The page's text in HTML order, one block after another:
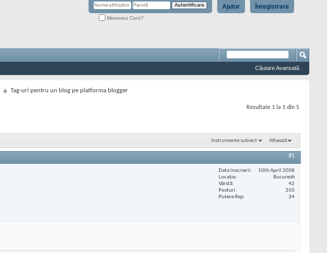
Înregistrare
Ajutor
Memorez Cont?
Căutare Avansată
Tag-uri pentru un blog pe platforma blogger
Rezultate 1 la 5 din 5
Instrumente subiect Afișează
#1
Data înscrierii
10th April 2008
Locaţie
Bucuresti
Vârstă
42
Posturi
250
Putere Rep
34